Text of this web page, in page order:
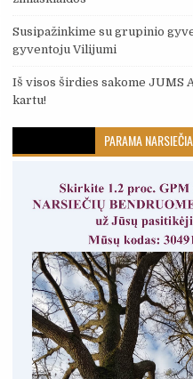
Susipažinkime su grupinio
gyventoju Vilijumi
Iš visos širdies sakome JUMS
kartu!
PARAMA